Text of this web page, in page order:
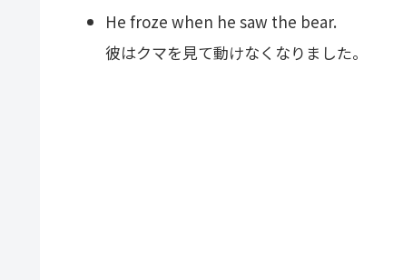
He froze when he saw the bear.
彼はクマを見て動けなくなりました。